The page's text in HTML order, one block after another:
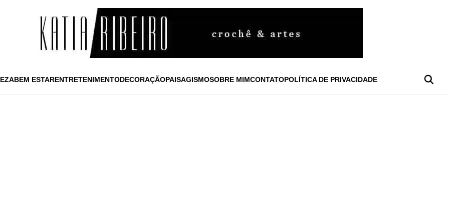
BEM ESTARENTRETENIMENTODECORAÇÃOPAISAGISMOSOBRE MIMCONTATOPOLÍTICA DE PRIVACIDADE